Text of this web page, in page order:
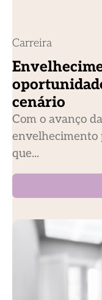
Carreira
cenário
Com o avanço
envelhecimento
que...